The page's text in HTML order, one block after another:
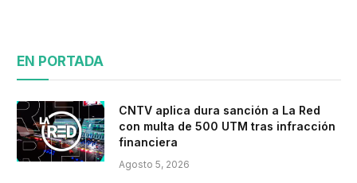
EN PORTADA
CNTV aplica dura sanción a La Red
con multa de 500 UTM tras infracción
financiera
Agosto 5, 2026